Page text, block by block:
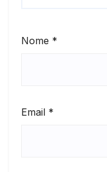
Nome *
Email *